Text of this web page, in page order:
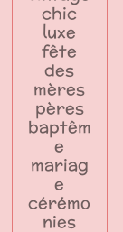
chic
luxe
fête
des
mères
pères
baptêm
e
mariag
e
cérémo
nies